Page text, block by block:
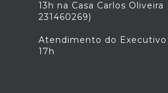
13h na Casa Carlos Oliveira
231460269)
Atendimento do Executivo
17h